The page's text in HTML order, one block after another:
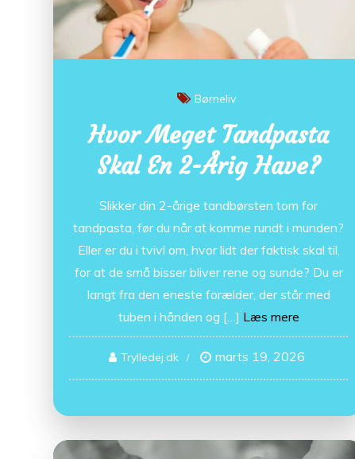
Børneliv
Hvor Meget Tandpasta
Skal En 2-Årig Have?
Slikker din 2-årige tandbørsten tom for
tandpasta, før du når at komme rundt i munden?
Eller er du i tvivl om, hvor lidt der faktisk skal til,
for at de små bisser bliver rene og sunde? Du er
langt fra den eneste forælder, der står med
tuben i hånden og […] Læs mere
Trylledej.dk marts 19, 2026